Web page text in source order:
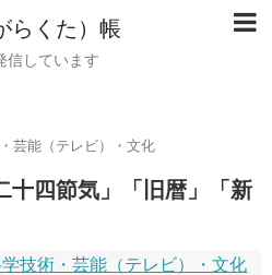
らくた）帳
信しています
芸能（テレビ）・文化
十四節気」「旧暦」「新
技術・芸能（テレビ）・文化